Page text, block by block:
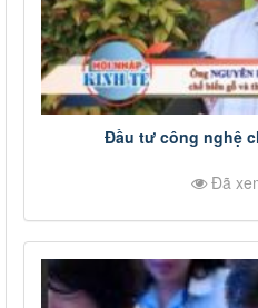
Đầu tư công nghệ
Đã